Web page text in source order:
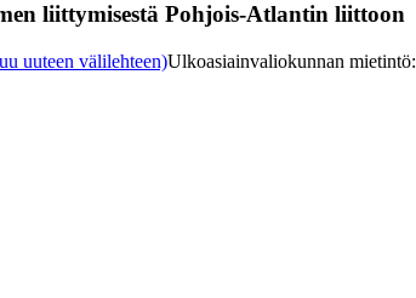
liittymisestä Pohjois-Atlantin liittoon
uuteen välilehteen)Ulkoasiainvaliokunnan mietintö: